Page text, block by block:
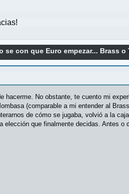
se con que Euro empezar... Brass o
No obstante, te cuento mi
(comparable a mi entender al
de cómo se jugaba, volvió a la
que finalmente decidas. Antes o